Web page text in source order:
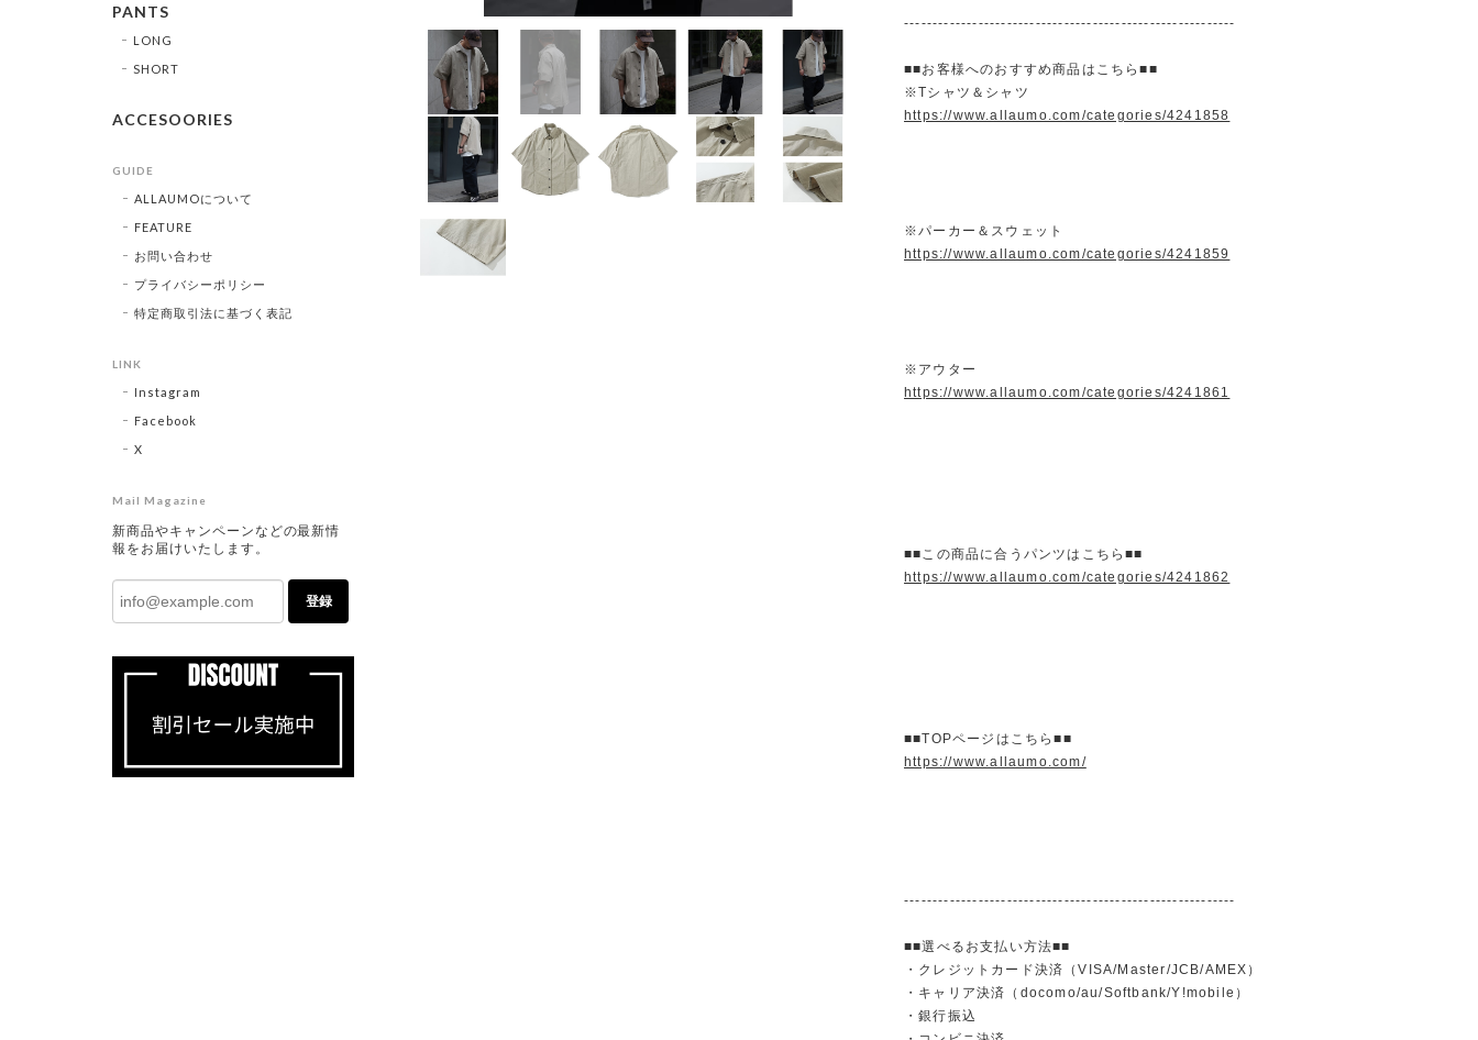
----------------------------------------------------------
■■お客様へのおすすめ商品はこちら■■
※Tシャツ＆シャツ
https://www.allaumo.com/categories/4241858
※パーカー＆スウェット
https://www.allaumo.com/categories/4241859
※アウター
https://www.allaumo.com/categories/4241861
■■この商品に合うパンツはこちら■■
https://www.allaumo.com/categories/4241862
■■TOPページはこちら■■
https://www.allaumo.com/
----------------------------------------------------------
■■選べるお支払い方法■■
・クレジットカード決済（VISA/Master/JCB/AMEX）
・キャリア決済（docomo/au/Softbank/Y!mobile）
・銀行振込
PANTS
LONG
SHORT
ACCESOORIES
GUIDE
ALLAUMOについて
FEATURE
お問い合わせ
プライバシーポリシー
特定商取引法に基づく表記
LINK
Instagram
Facebook
X
Mail Magazine
新商品やキャンペーンなどの最新情
報をお届けいたします。
登録